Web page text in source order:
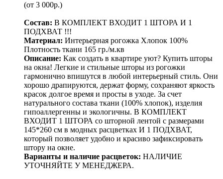
(от 3 000р.)
Состав: В КОМПЛЕКТ ВХОДИТ 1 ШТОРА И 1
ПОДХВАТ !!!
Материал: Интерьерная рогожка Хлопок 100%
Плотность ткани 165 гр./м.кв
Описание: Как создать в квартире уют? Купить шторы
на окна! Легкие и стильные шторы из рогожки
гармонично впишутся в любой интерьерный стиль. Они
хорошо драпируются, держат форму, сохраняют яркость
красок долгое время и просты в уходе. За счет
натурального состава ткани (100% хлопок), изделия
гипоаллергенны и экологичны. В КОМПЛЕКТ
ВХОДИТ 1 ШТОРА со шторной лентой с размерами
145*260 см в модных расцветках И 1 ПОДХВАТ,
который позволяет удобно и красиво зафиксировать
штору на окне.
Варианты и наличие расцветок: НАЛИЧИЕ
УТОЧНЯЙТЕ У МЕНЕДЖЕРА.